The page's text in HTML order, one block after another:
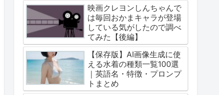
映画クレヨンしんちゃんで
は毎回おかまキャラが登場
している気がしたので調べ
てみた【後編】
【保存版】AI画像生成に使
える水着の種類一覧100選
｜英語名・特徴・プロンプ
トまとめ